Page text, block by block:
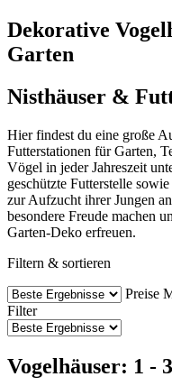
Dekorative
Garten
Nisthäuser &
Hier findest du eine große
Futterstationen für Garten,
Vögel in jeder Jahreszeit
geschützte Futterstelle
zur Aufzucht ihrer Jungen
besondere Freude machen
Garten-Deko erfreuen.
Filtern & sortieren
Preise
Filter
Vogelhäuser: 1 -